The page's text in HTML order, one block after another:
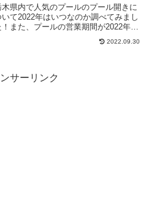
木県内で人気のプールのプール開きに
いて2022年はいつなのか調べてみまし
！また、プールの営業期間が2022年は
つまでなのか？合わせて記載していま
。2022年の最新情報をプールの公式サ
2022.09.30
サーリンク